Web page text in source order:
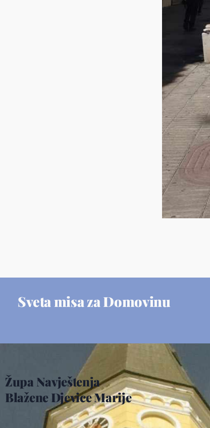
Sveta misa za Domovinu
Župa Navještenja
Blažene Djevice Marije